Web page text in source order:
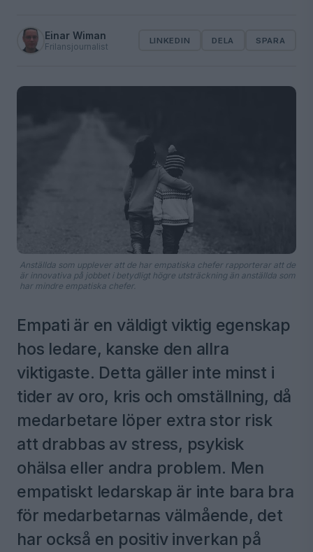
Einar Wiman
Frilansjournalist
LINKEDIN DELA SPARA
Anställda som upplever att de har empatiska chefer rapporterar att de
är innovativa på jobbet i betydligt högre utsträckning än anställda som
har mindre empatiska chefer.
Empati är en väldigt viktig egenskap
hos ledare, kanske den allra
viktigaste. Detta gäller inte minst i
tider av oro, kris och omställning, då
medarbetare löper extra stor risk
att drabbas av stress, psykisk
ohälsa eller andra problem. Men
empatiskt ledarskap är inte bara bra
för medarbetarnas välmående, det
har också en positiv inverkan på